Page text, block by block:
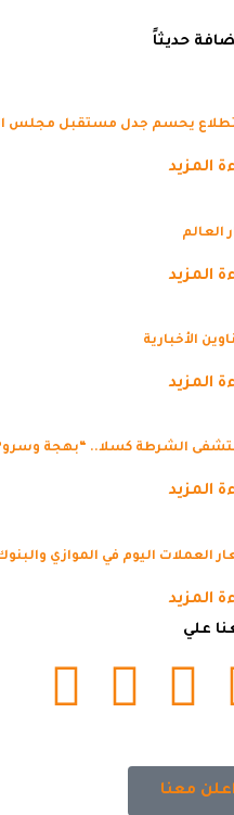
حديثاً
يحسم جدل مستقبل مجلس
المزيد
العالم
المزيد
الأخبارية
المزيد
الشرطة كسلا.. “بهجة
المزيد
العملات اليوم في الموازي
المزيد
علي
اعلن معنا